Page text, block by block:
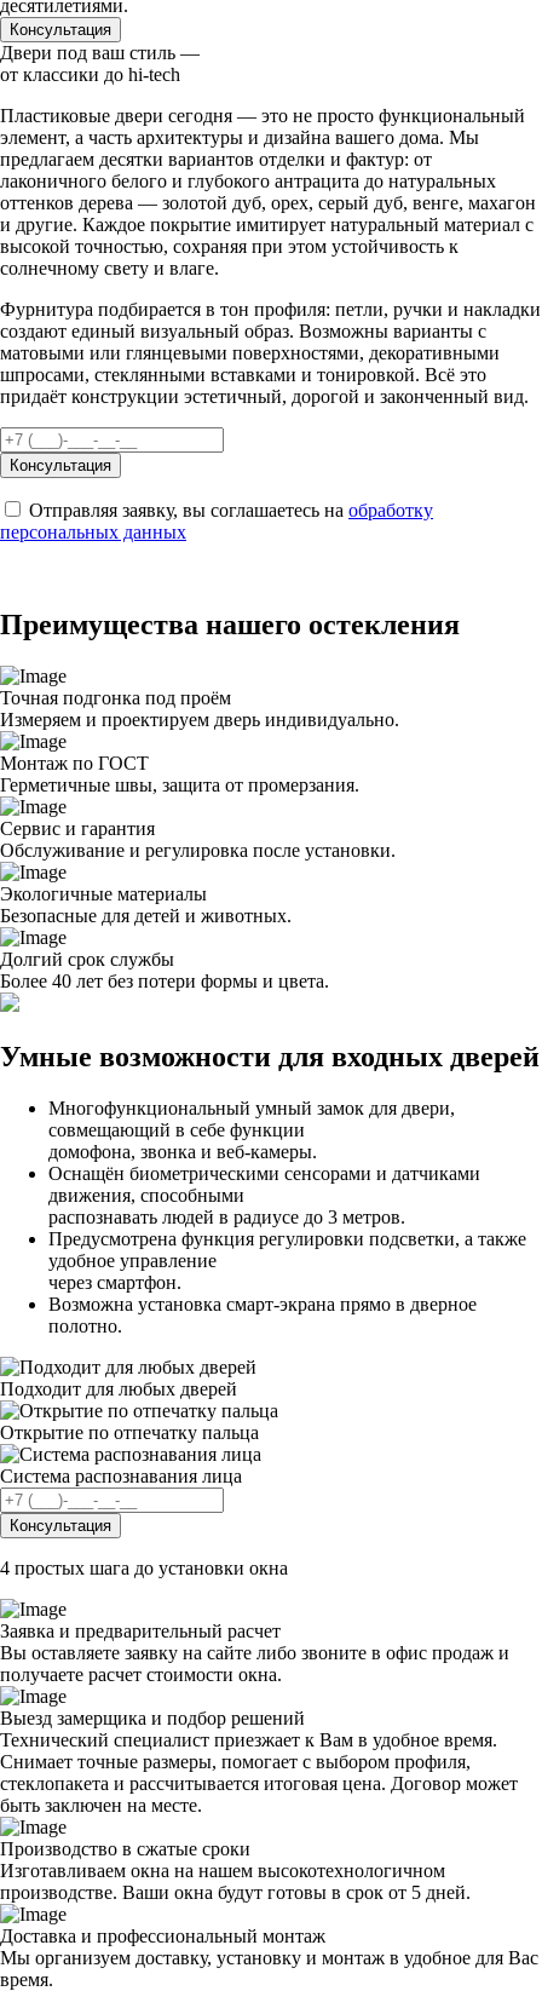
десятилетиями.
Консультация
Двери под ваш стиль —
от классики до hi-tech
Пластиковые двери сегодня — это не просто функциональный
элемент, а часть архитектуры и дизайна вашего дома. Мы
предлагаем десятки вариантов отделки и фактур: от
лаконичного белого и глубокого антрацита до натуральных
оттенков дерева — золотой дуб, орех, серый дуб, венге, махагон
и другие. Каждое покрытие имитирует натуральный материал с
высокой точностью, сохраняя при этом устойчивость к
солнечному свету и влаге.
Фурнитура подбирается в тон профиля: петли, ручки и накладки
создают единый визуальный образ. Возможны варианты с
матовыми или глянцевыми поверхностями, декоративными
шпросами, стеклянными вставками и тонировкой. Всё это
придаёт конструкции эстетичный, дорогой и законченный вид.
Консультация
Отправляя заявку, вы соглашаетесь на обработку
персональных данных
Преимущества нашего остекления
Точная подгонка под проём
Измеряем и проектируем дверь индивидуально.
Монтаж по ГОСТ
Герметичные швы, защита от промерзания.
Сервис и гарантия
Обслуживание и регулировка после установки.
Экологичные материалы
Безопасные для детей и животных.
Долгий срок службы
Более 40 лет без потери формы и цвета.
Умные возможности для входных дверей
Многофункциональный умный замок для двери,
совмещающий в себе функции
домофона, звонка и веб-камеры.
Оснащён биометрическими сенсорами и датчиками
движения, способными
распознавать людей в радиусе до 3 метров.
Предусмотрена функция регулировки подсветки, а также
удобное управление
через смартфон.
Возможна установка смарт-экрана прямо в дверное
полотно.
Подходит для любых дверей
Открытие по отпечатку пальца
Система распознавания лица
Консультация
4 простых шага до установки окна
Заявка и предварительный расчет
Вы оставляете заявку на сайте либо звоните в офис продаж и
получаете расчет стоимости окна.
Выезд замерщика и подбор решений
Технический специалист приезжает к Вам в удобное время.
Снимает точные размеры, помогает с выбором профиля,
стеклопакета и рассчитывается итоговая цена. Договор может
быть заключен на месте.
Производство в сжатые сроки
Изготавливаем окна на нашем высокотехнологичном
производстве. Ваши окна будут готовы в срок от 5 дней.
Доставка и профессиональный монтаж
Мы организуем доставку, установку и монтаж в удобное для Вас
время.